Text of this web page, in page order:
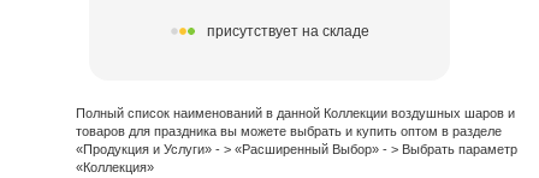
присутствует на складе
Полный список наименований в данной Коллекции воздушных шаров и
товаров для праздника вы можете выбрать и купить оптом в разделе
«Продукция и Услуги» - > «Расширенный Выбор» - > Выбрать параметр
«Коллекция»